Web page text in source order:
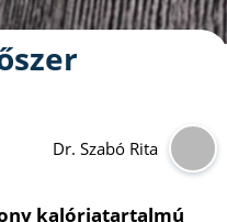
Dr. Szabó Rita
kalóriatartalmú